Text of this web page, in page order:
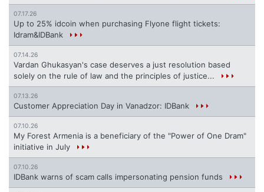
07.17.26
Up to 25% idcoin when purchasing Flyone flight tickets:
Idram&IDBank
07.14.26
Vardan Ghukasyan's case deserves a just resolution based
solely on the rule of law and the principles of justice...
07.13.26
Customer Appreciation Day in Vanadzor: IDBank
07.10.26
My Forest Armenia is a beneficiary of the "Power of One Dram"
initiative in July
07.10.26
IDBank warns of scam calls impersonating pension funds